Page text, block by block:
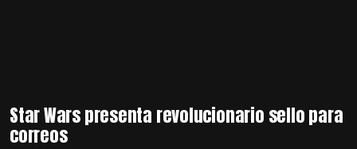
Star Wars presenta revolucionario sello para
correos